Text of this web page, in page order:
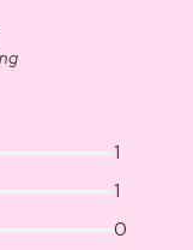
1
1
0